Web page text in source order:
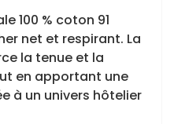
100 % coton 91
net et respirant. La
la tenue et la
en apportant une
à un univers hôtelier